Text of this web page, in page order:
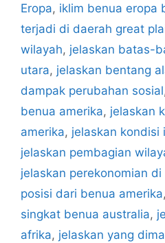
Eropa, iklim benua eropa
terjadi di daerah great
wilayah, jelaskan batas-
utara, jelaskan bentang
dampak perubahan sosial
benua amerika, jelaskan
amerika, jelaskan kondisi
jelaskan pembagian
jelaskan perekonomian
posisi dari benua amerika,
singkat benua australia,
afrika, jelaskan yang